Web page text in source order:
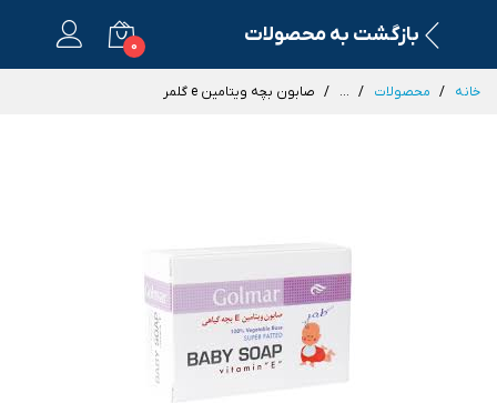
بازگشت به محصولات 0
خانه محصولات ... صابون بچه ویتامین e گلمر